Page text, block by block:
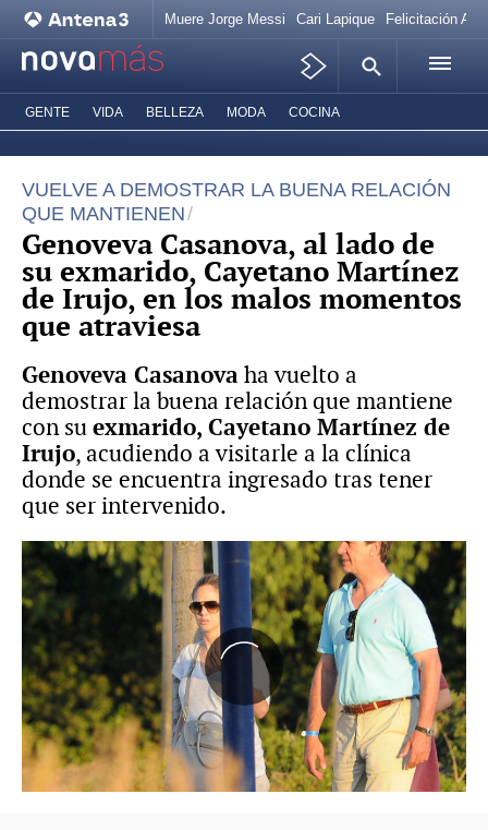
Muere Jorge Messi Cari Lapique Felicitación
GENTE VIDA BELLEZA MODA COCINA
VUELVE A DEMOSTRAR LA BUENA RELACIÓN
QUE MANTIENEN
Genoveva Casanova, al lado de
su exmarido, Cayetano Martínez
de Irujo, en los malos momentos
que atraviesa
Genoveva Casanovaha vuelto a
demostrar la buena relación que mantiene
con suexmarido, Cayetano Martínez de
Irujo, acudiendo a visitarle a la clínica
donde se encuentra ingresado tras tener
que ser intervenido.